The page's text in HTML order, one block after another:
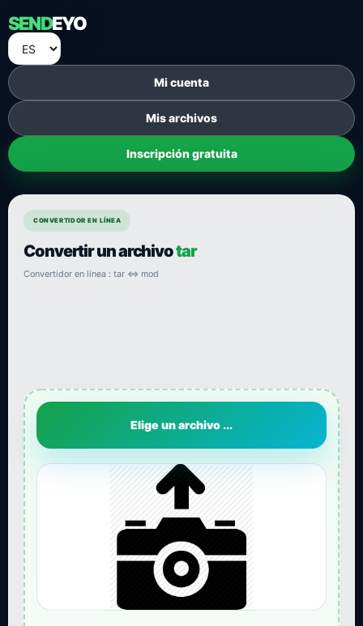
SENDEYO
Mi cuenta
Mis archivos
Inscripción gratuita
CONVERTIDOR EN LÍNEA
Convertir un archivotar
Convertidor en línea : tar ⇔ mod
Elige un archivo ...